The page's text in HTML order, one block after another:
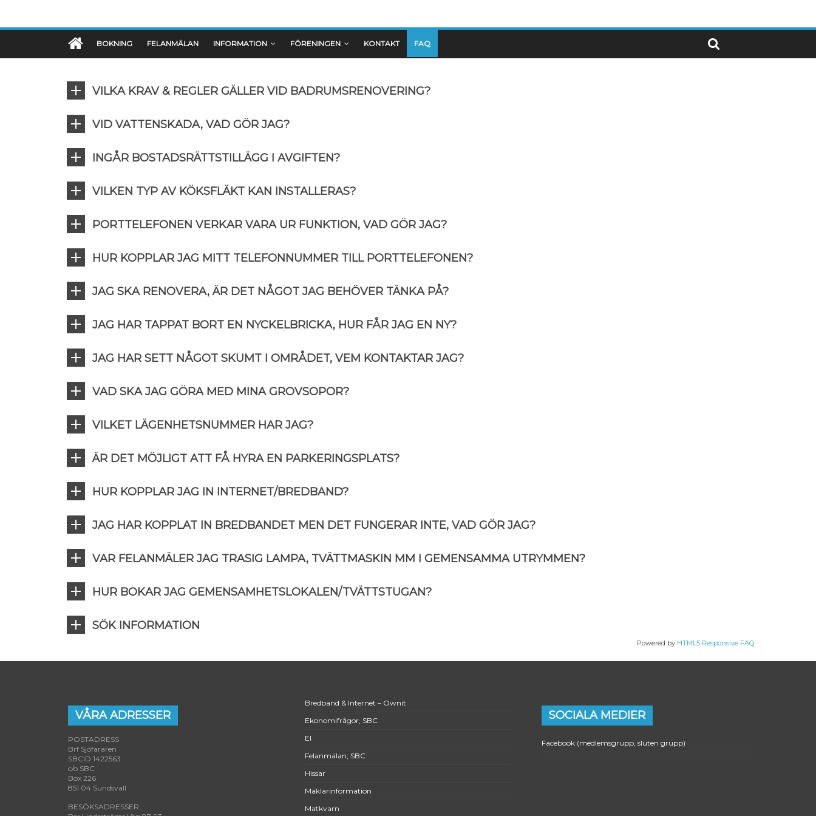
BOKNING FELANMÄLAN INFORMATION FÖRENINGEN KONTAKT FAQ
VILKA KRAV & REGLER GÄLLER VID BADRUMSRENOVERING?
VID VATTENSKADA, VAD GÖR JAG?
INGÅR BOSTADSRÄTTSTILLÄGG I AVGIFTEN?
VILKEN TYP AV KÖKSFLÄKT KAN INSTALLERAS?
PORTTELEFONEN VERKAR VARA UR FUNKTION, VAD GÖR JAG?
HUR KOPPLAR JAG MITT TELEFONNUMMER TILL PORTTELEFONEN?
JAG SKA RENOVERA, ÄR DET NÅGOT JAG BEHÖVER TÄNKA PÅ?
JAG HAR TAPPAT BORT EN NYCKELBRICKA, HUR FÅR JAG EN NY?
JAG HAR SETT NÅGOT SKUMT I OMRÅDET, VEM KONTAKTAR JAG?
VAD SKA JAG GÖRA MED MINA GROVSOPOR?
VILKET LÄGENHETSNUMMER HAR JAG?
ÄR DET MÖJLIGT ATT FÅ HYRA EN PARKERINGSPLATS?
HUR KOPPLAR JAG IN INTERNET/BREDBAND?
JAG HAR KOPPLAT IN BREDBANDET MEN DET FUNGERAR INTE, VAD GÖR JAG?
VAR FELANMÄLER JAG TRASIG LAMPA, TVÄTTMASKIN MM I GEMENSAMMA UTRYMMEN?
HUR BOKAR JAG GEMENSAMHETSLOKALEN/TVÄTTSTUGAN?
SÖK INFORMATION
Powered by HTML5 Responsive FAQ
VÅRA ADRESSER
POSTADRESS
Brf Sjöfararen
SBCID 1422563
c/o SBC
Box 226
851 04 Sundsvall
BESÖKSADRESSER
Bredband & Internet – Ownit
Ekonomifrågor, SBC
El
Felanmälan, SBC
Hissar
Mäklarinformation
Matkvarn
SOCIALA MEDIER
Facebook (medlemsgrupp, sluten grupp)